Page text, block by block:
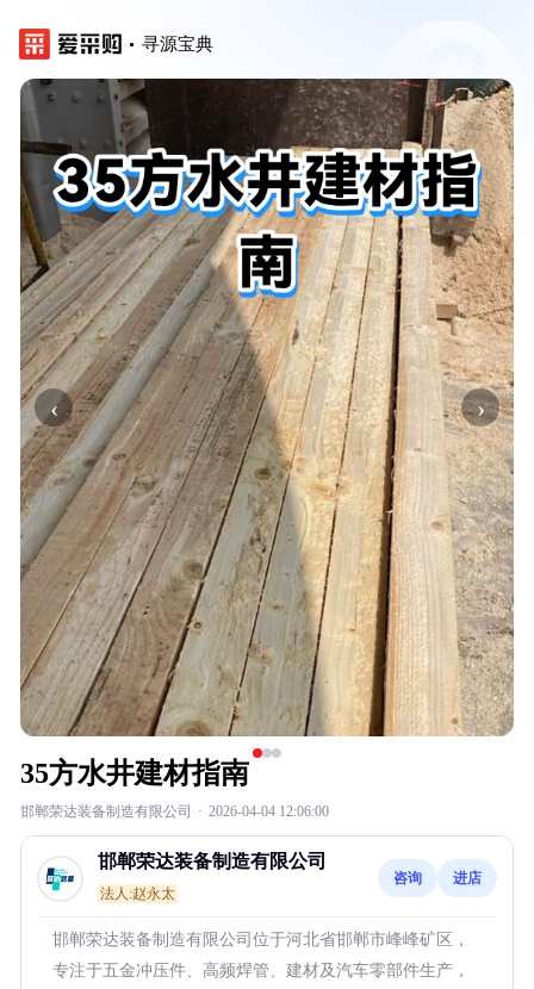
寻源宝典
‹ ›
35方水井建材指南
邯郸荣达装备制造有限公司 · 2026-04-04 12:06:00
邯郸荣达装备制造有限公司
法人:赵永太
咨询 进店
邯郸荣达装备制造有限公司位于河北省邯郸市峰峰矿区，
专注于五金冲压件、高频焊管、建材及汽车零部件生产，